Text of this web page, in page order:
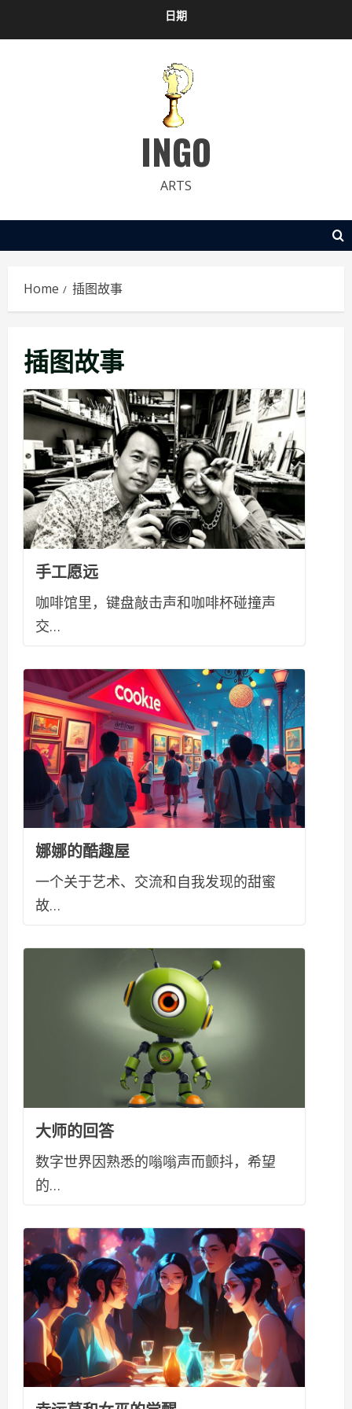
日期
INGO
ARTS
Home 插图故事
插图故事
手工愿远
咖啡馆里，键盘敲击声和咖啡杯碰撞声
交…
娜娜的酷趣屋
一个关于艺术、交流和自我发现的甜蜜
故…
大师的回答
数字世界因熟悉的嗡嗡声而颤抖，希望
的…